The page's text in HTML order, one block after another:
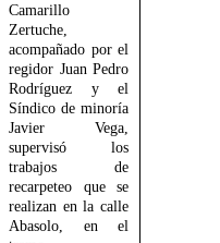
Camarillo
Zertuche,
acompañado por el
regidor Juan Pedro
Rodríguez y el
Síndico de minoría
Javier Vega,
supervisó los
trabajos de
recarpeteo que se
realizan en la calle
Abasolo, en el